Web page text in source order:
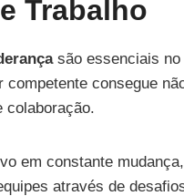
Trabalho
são essenciais no
competente consegue
colaboração.
em constante
através de